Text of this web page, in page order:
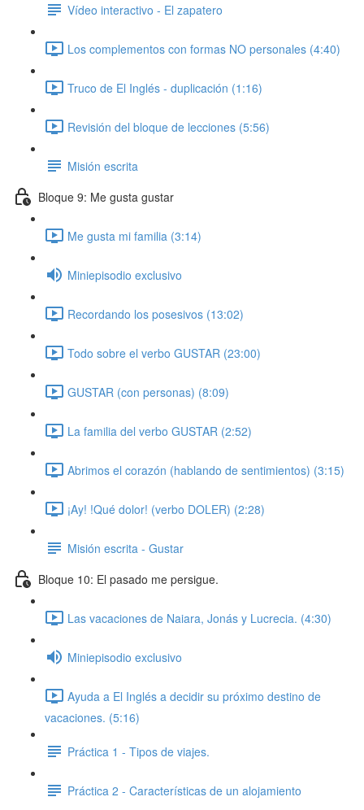
Vídeo interactivo - El zapatero
Los complementos con formas NO personales (4:40)
Truco de El Inglés - duplicación (1:16)
Revisión del bloque de lecciones (5:56)
Misión escrita
Bloque 9: Me gusta gustar
Me gusta mi familia (3:14)
Miniepisodio exclusivo
Recordando los posesivos (13:02)
Todo sobre el verbo GUSTAR (23:00)
GUSTAR (con personas) (8:09)
La familia del verbo GUSTAR (2:52)
Abrimos el corazón (hablando de sentimientos) (3:15)
¡Ay! !Qué dolor! (verbo DOLER) (2:28)
Misión escrita - Gustar
Bloque 10: El pasado me persigue.
Las vacaciones de Naiara, Jonás y Lucrecia. (4:30)
Miniepisodio exclusivo
Ayuda a El Inglés a decidir su próximo destino de
vacaciones. (5:16)
Práctica 1 - Tipos de viajes.
Práctica 2 - Características de un alojamiento